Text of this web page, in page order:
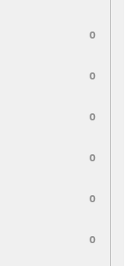
0
0
0
0
0
0